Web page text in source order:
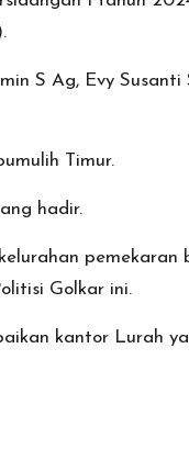
S Ag, Evy Susanti
Timur.
hadir.
Golkar ini.
kantor Lurah